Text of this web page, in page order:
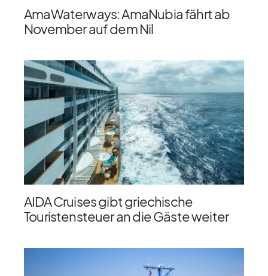
AmaWaterways: AmaNubia fährt ab
November auf dem Nil
AIDA Cruises gibt griechische
Touristensteuer an die Gäste weiter